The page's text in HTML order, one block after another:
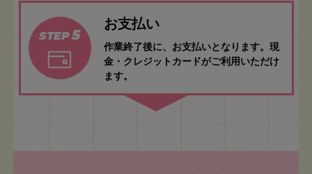
STEP5
お支払い
作業終了後に、お支払いとなります。現
金・クレジットカードがご利用いただけ
ます。